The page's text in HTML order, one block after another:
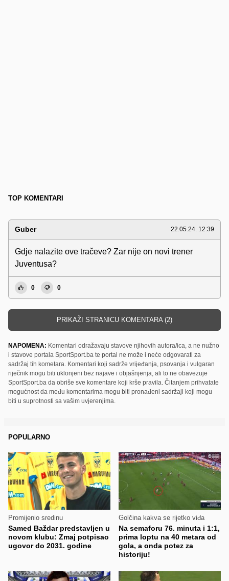
TOP KOMENTARI
Guber 22.05.24. 12:39
Gdje nalazite ove tračeve? Zar nije on novi trener
Juventusa?
0 0
PRIKAŽI STRANICU KOMENTARA (2)
NAPOMENA: Komentari odražavaju stavove njihovih autora/ica, a ne nužno
i stavove portala SportSport.ba te portal ne može i neće odgovarati za
sadržaj tih kometara. Komentari koji sadrže vrijeđanja, psovanja i vulgaran
riječnik mogu biti uklonjeni bez najave i objašnjenja, ali to ne obavezuje
SportSport.ba da obriše sve komentare koji krše pravila. Čitanjem prihvatate
mogućnost da među komentarima mogu biti pronađeni sadržaji koji mogu
biti u suprotnosti sa vašim uvjerenjima.
POPULARNO
Promijenio sredinu
Samed Baždar predstavljen u
novom klubu: Zmaj potpisao
ugovor do 2031. godine
Golčina kakva se rijetko viđa
Na semaforu 76. minuta i 1:1,
prima loptu na 40 metara od
gola, a onda potez za
historiju!